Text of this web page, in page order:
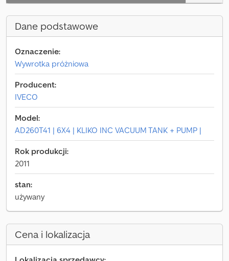
Dane podstawowe
Oznaczenie:
Wywrotka próżniowa
Producent:
IVECO
Model:
AD260T41 | 6X4 | KLIKO INC VACUUM TANK + PUMP |
Rok produkcji:
2011
stan:
używany
Cena i lokalizacja